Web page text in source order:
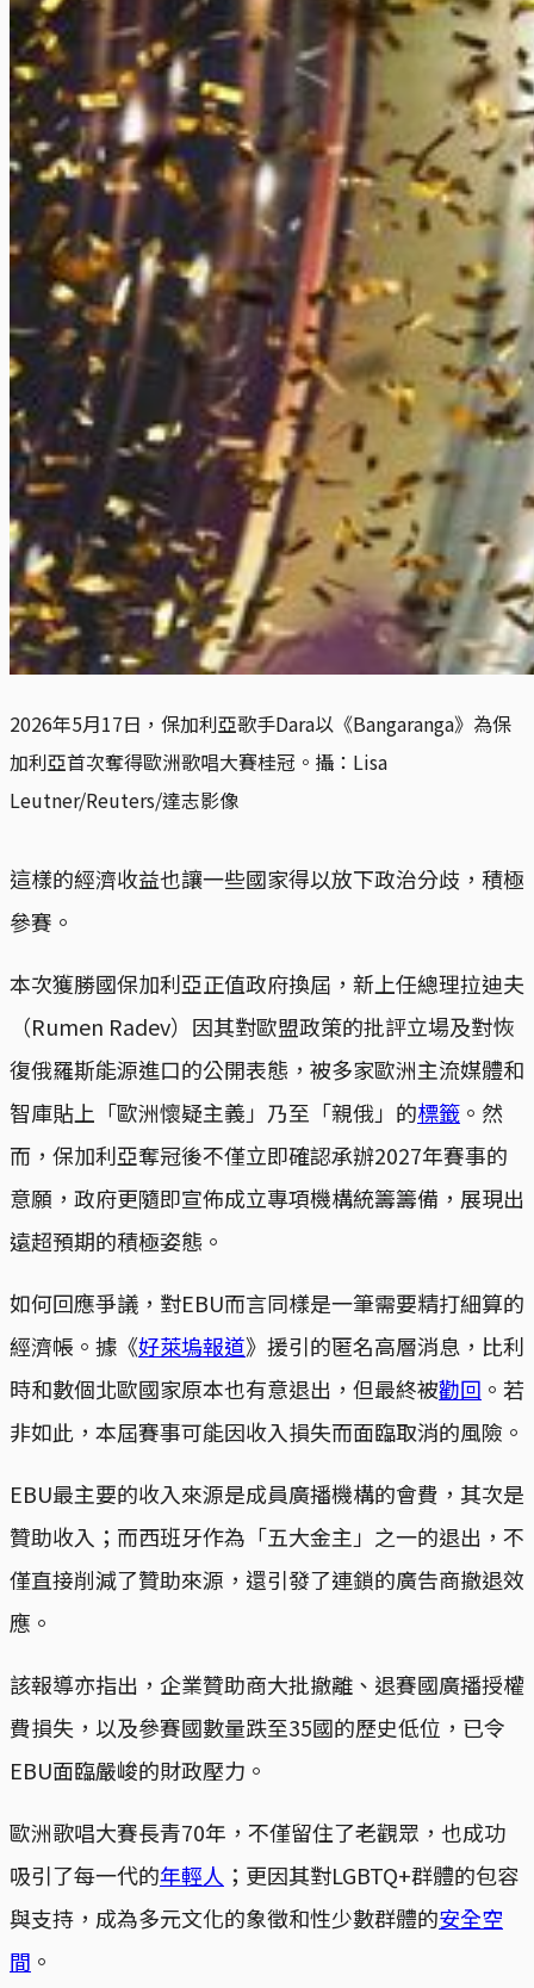
2026年5月17日，保加利亞歌手Dara以《Bangaranga》為保
加利亞首次奪得歐洲歌唱大賽桂冠。攝：Lisa
Leutner/Reuters/達志影像
這樣的經濟收益也讓一些國家得以放下政治分歧，積極
參賽。
本次獲勝國保加利亞正值政府換屆，新上任總理拉迪夫
（Rumen Radev）因其對歐盟政策的批評立場及對恢
復俄羅斯能源進口的公開表態，被多家歐洲主流媒體和
智庫貼上「歐洲懷疑主義」乃至「親俄」的標籤 。然
而，保加利亞奪冠後不僅立即確認承辦2027年賽事的
意願，政府更隨即宣佈成立專項機構統籌籌備，展現出
遠超預期的積極姿態。
如何回應爭議，對EBU而言同樣是一筆需要精打細算的
經濟帳。據《好萊塢報道》援引的匿名高層消息，比利
時和數個北歐國家原本也有意退出，但最終被勸回 。若
非如此，本屆賽事可能因收入損失而面臨取消的風險。
EBU最主要的收入來源是成員廣播機構的會費，其次是
贊助收入；而西班牙作為「五大金主」之一的退出，不
僅直接削減了贊助來源，還引發了連鎖的廣告商撤退效
應。
該報導亦指出，企業贊助商大批撤離、退賽國廣播授權
費損失，以及參賽國數量跌至35國的歷史低位，已令
EBU面臨嚴峻的財政壓力。
歐洲歌唱大賽長青70年，不僅留住了老觀眾，也成功
吸引了每一代的年輕人 ；更因其對LGBTQ+群體的包容
與支持，成為多元文化的象徵和性少數群體的安全空
間 。